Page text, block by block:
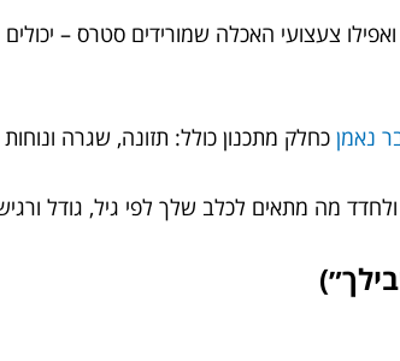
צעצועי האכלה שמורידים סטרס –
נאמן כחלק מתכנון כולל: תזונה, שגרה
ולחדד מה מתאים לכלב שלך לפי גיל, גודל